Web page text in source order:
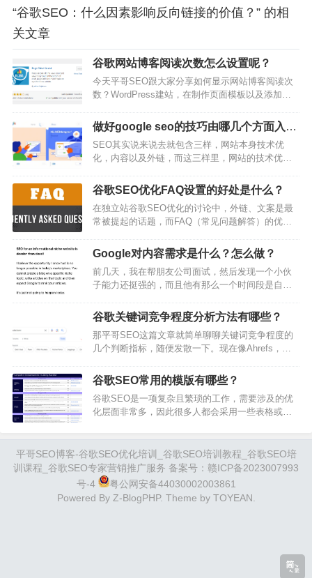
“谷歌SEO：什么因素影响反向链接的价值？” 的相
关文章
谷歌网站博客阅读次数怎么设置呢？
今天平哥SEO跟大家分享如何显示网站博客阅读次
数？WordPress建站，在制作页面模板以及添加各
面和文章显示浏览量，可以增加访客阅读的兴趣，
也可以让我们自己看出哪些文章在你的网站上非常
受欢迎。这里就可以启用WordPress插件：Page
View Count1、Page View Count在WordPress后台
插件里搜索page view就可以看…
做好google seo的技巧由哪几个方面入手
呢？
SEO其实说来说去就包含三样，网站本身技术优
化，内容以及外链，而这三样里，网站的技术优化
整网站的结构、速度和移动设备兼容性，以提高用
户体验和搜索引擎排名。好的网站优化可以确保访
问者能够快速找到他们需要的信息，同时也让搜索
引擎更容易爬取和索引你的网站。然后就是内容，
然而内容本身涵盖很多方面，关键词的研究是内容
的前提，找到潜在客户可能会用来搜索你产品或服
谷歌SEO优化FAQ设置的好处是什么？
在独立站谷歌SEO优化的讨论中，外链、文案是最
常被提起的话题，而FAQ（常见问题解答）的优化
觑。本文将聚焦此问题，深入探讨FAQ优化的重要
性及其策略。FAQ是什么？FAQ，即Frequently
Asked Questions的缩写，是指常见问题及解答，通
常以一问一答的形式呈现。FAQ的用途提升用户满
意度：FAQ能够迅速满足访客的需求，让他们轻松
找到想了解…
Google对内容需求是什么？怎么做？
前几天，我在帮朋友公司面试，然后发现一个小伙
子能力还挺强的，而且他有那么一个时间段是自己
回来找工作了？后面平哥SEO私下和他细聊才发
现，原来内容站被谷歌干掉了。而且这种情况已经
不是个例了，我发现身边很多做内容站的都存在这
样的情况。特别是2023年5月的算法更新之后，许多
网站流量就直接跌进谷底了，更有甚者网站也被
deindex掉了。所以最近很多内容站长都在…
谷歌关键词竞争程度分析方法有哪些？
那平哥SEO这篇文章就简单聊聊关键词竞争程度的
几个判断指标，随便发散一下。现在像Ahrefs，
内容营销工作提供了非常多的便利。且这几款工具
也都提供了关键词的竞争程度参考，比如Ahrefs就
将关键词竞争程度通过分值进行分层。一般20分以
下的，就属于Easy级别，分数越高，便表示关键词
谷歌SEO常用的模版有哪些？
谷歌SEO是一项复杂且繁琐的工作，需要涉及的优
化层面非常多，因此很多人都会采用一些表格或者
SEO工作涉及多个方面，包括关键词研究、内容优
化、技术优化、外部链接建设等。使用模板或
Checklist可以确保所有工作都按照统一的标准和流
程进行，从而减少遗漏和错误。提高效率：模板或
Checklist提供了一个明确的指南，…
平哥SEO博客-谷歌SEO优化培训_谷歌SEO培训教程_谷歌SEO培
训课程_谷歌SEO专家营销推广服务 备案号： 赣ICP备2023007993
号-4
粤公网安备44030002003861
Powered By Z-BlogPHP. Theme by TOYEAN